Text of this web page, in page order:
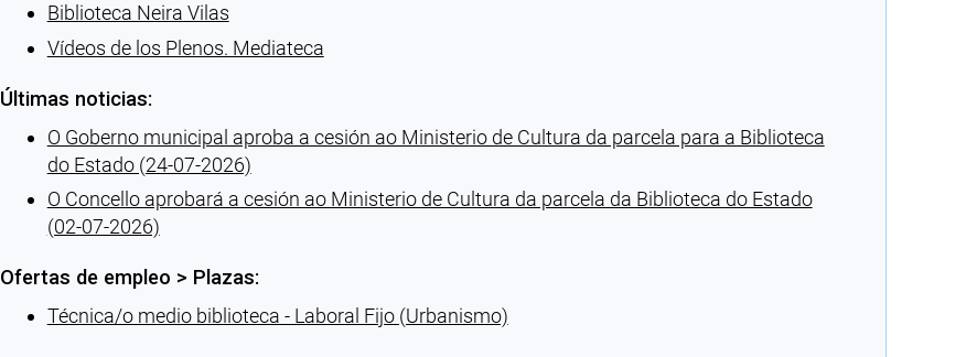
Biblioteca Neira Vilas
Vídeos de los Plenos. Mediateca
Últimas noticias:
O Goberno municipal aproba a cesión ao Ministerio de Cultura da parcela para a Biblioteca
do Estado (24-07-2026)
O Concello aprobará a cesión ao Ministerio de Cultura da parcela da Biblioteca do Estado
(02-07-2026)
Ofertas de empleo > Plazas:
Técnica/o medio biblioteca - Laboral Fijo (Urbanismo)